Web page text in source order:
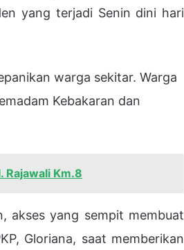
yang terjadi Senin dini hari
warga sekitar. Warga
Kebakaran dan
Rajawali Km.8
akses yang sempit membuat
Gloriana, saat memberikan